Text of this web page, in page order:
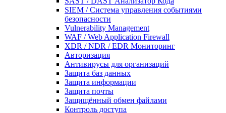
SIEM / Система управления событиями
безопасности
Vulnerability Management
WAF / Web Application Firewall
XDR / NDR / EDR Мониторинг
Авторизация
Антивирусы для организаций
Защита баз данных
Защита информации
Защита почты
Защищённый обмен файлами
Контроль доступа